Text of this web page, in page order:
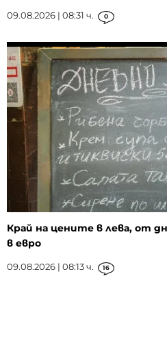
09.08.2026 | 08:31 ч. 0
Край на цените в лева, от
в евро
09.08.2026 | 08:13 ч. 16